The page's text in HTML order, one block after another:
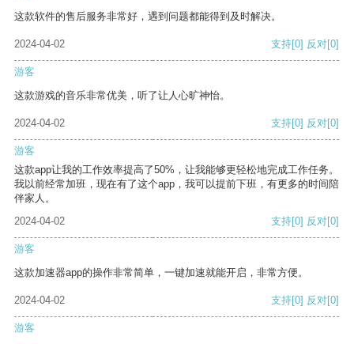
这款软件的售后服务非常好，遇到问题都能得到及时解决。
2024-04-02 支持[0] 反对[0]
游客
这款游戏的音乐非常优美，听了让人心旷神怡。
2024-04-02 支持[0] 反对[0]
游客
这款app让我的工作效率提高了50%，让我能够更轻松地完成工作任务。
我以前经常加班，现在有了这个app，我可以提前下班，有更多的时间陪
伴家人。
2024-04-02
支持[0] 反对[0]
游客
这款加速器app的操作非常简单，一键加速就能开启，非常方便。
2024-04-02 支持[0] 反对[0]
游客